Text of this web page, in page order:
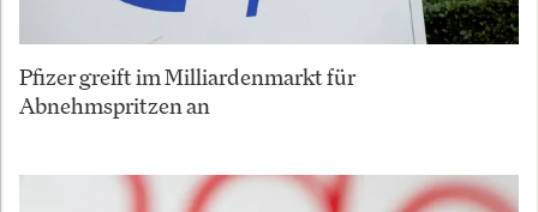
Pfizer greift im Milliardenmarkt für
Abnehmspritzen an